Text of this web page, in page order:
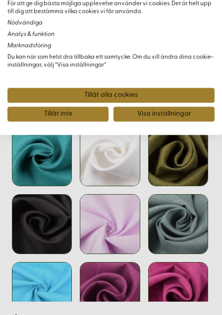
Varianter
För att ge dig bästa möjliga upplevelse använder vi cookies. Det är helt upp
till dig att bestämma vilka cookies vi får använda.
Nödvändiga
Analys & funktion
Marknadsföring
Du kan när som helst dra tillbaka ett samtycke. Om du vill ändra dina cookie-
inställningar, välj “Visa inställningar”
Tillåt alla cookies
Tillåt inte Visa inställningar